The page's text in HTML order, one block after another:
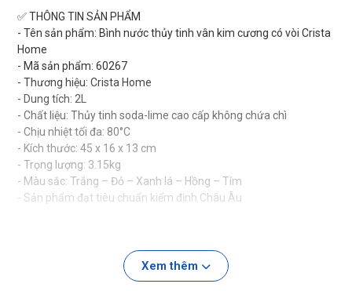
✅ THÔNG TIN SẢN PHẨM
- Tên sản phẩm: Bình nước thủy tinh vân kim cương có vòi Crista
Home
- Mã sản phẩm: 60267
- Thương hiệu: Crista Home
- Dung tích: 2L
- Chất liệu: Thủy tinh soda-lime cao cấp không chứa chì
- Chịu nhiệt tối đa: 80°C
- Kích thước: 45 x 16 x 13 cm
- Trọng lượng: 3.15kg
- Màu sắc: Trắng – Đỏ – Xanh lá – Hồng – Tím
- Sản phẩm đạt tiêu chuẩn kiểm định Châu Âu
Không dùng trong lò vi sóngXem thêm